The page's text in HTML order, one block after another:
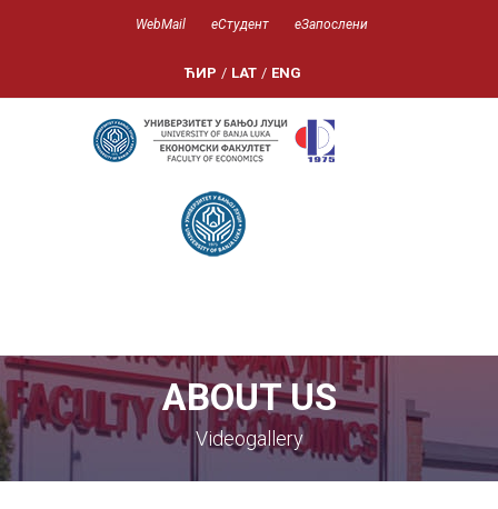
WebMail еСтудент еЗапослени
ЋИР / LAT / ENG
ABOUT US
Videogallery